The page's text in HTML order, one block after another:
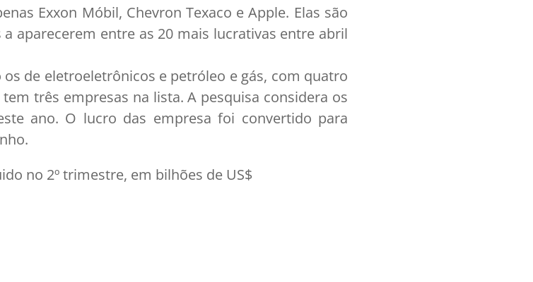
Exxon Móbil, Chevron Texaco e Apple. Elas são
aparecerem entre as 20 mais lucrativas entre abril
de eletroeletrônicos e petróleo e gás, com quatro
três empresas na lista. A pesquisa considera os
ano. O lucro das empresa foi convertido para
no 2º trimestre, em bilhões de US$